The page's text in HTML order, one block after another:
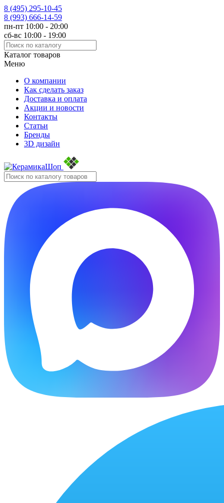
8 (495) 295-10-45
8 (993) 666-14-59
пн-пт 10:00 - 20:00
сб-вс 10:00 - 19:00
Каталог товаров
Меню
О компании
Как сделать заказ
Доставка и оплата
Акции и новости
Контакты
Статьи
Бренды
3D дизайн